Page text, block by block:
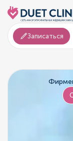
Записаться